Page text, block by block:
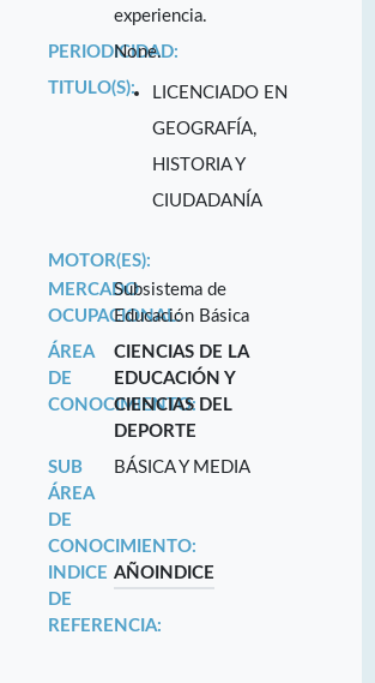
experiencia.
PERIODICIDAD:
None.
TITULO(S):
LICENCIADO EN
GEOGRAFÍA,
HISTORIA Y
CIUDADANÍA
MOTOR(ES):
MERCADO
OCUPACIONAL:
Subsistema de
Educación Básica
ÁREA
DE
CONOCIMIENTO:
CIENCIAS DE LA
EDUCACIÓN Y
CIENCIAS DEL
DEPORTE
SUB
ÁREA
DE
CONOCIMIENTO:
BÁSICA Y MEDIA
INDICE
DE
REFERENCIA:
AÑO INDICE